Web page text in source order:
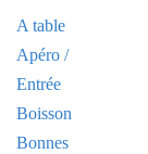
A table
Apéro /
Entrée
Boisson
Bonnes